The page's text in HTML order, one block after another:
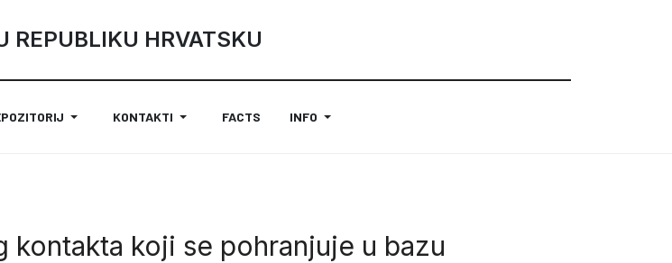
REPUBLIKU HRVATSKU
KONTAKTI FACTS INFO
koji se pohranjuje u bazu